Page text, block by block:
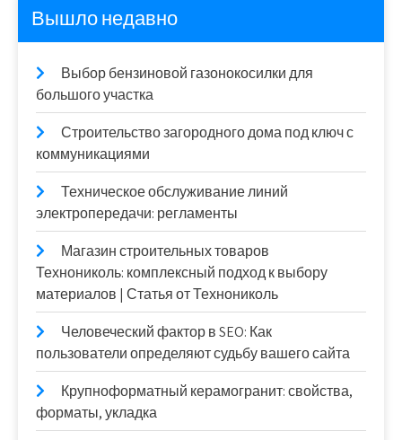
Вышло недавно
Выбор бензиновой газонокосилки для
большого участка
Строительство загородного дома под ключ с
коммуникациями
Техническое обслуживание линий
электропередачи: регламенты
Магазин строительных товаров
Технониколь: комплексный подход к выбору
материалов | Статья от Технониколь
Человеческий фактор в SEO: Как
пользователи определяют судьбу вашего сайта
Крупноформатный керамогранит: свойства,
форматы, укладка